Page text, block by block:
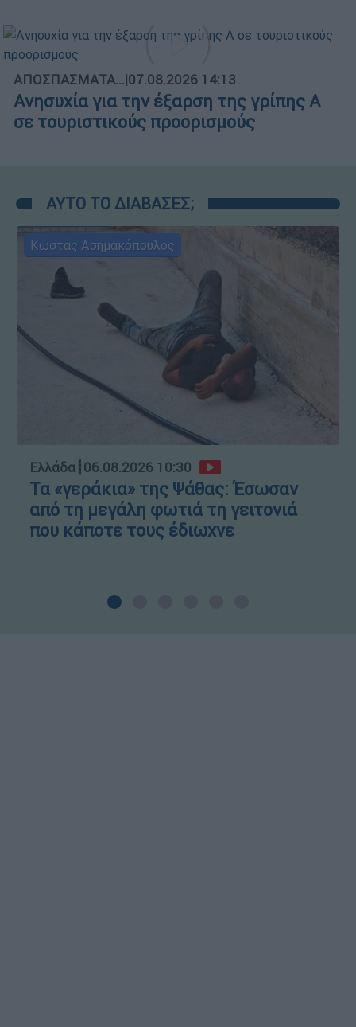
ΑΠΟΣΠΑΣΜΑΤΑ...|07.08.2026 14:13
Ανησυχία για την έξαρση της γρίπης Α
σε τουριστικούς προορισμούς
ΑΥΤΟ ΤΟ ΔΙΑΒΑΣΕΣ;
Κώστας Ασημακόπουλος
Ελλάδα┋06.08.2026 10:30
Τα «γεράκια» της Ψάθας: Έσωσαν
από τη μεγάλη φωτιά τη γειτονιά
που κάποτε τους έδιωχνε